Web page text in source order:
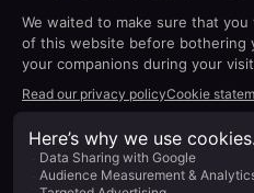
Tutti vincono!
Pubblica Articoli
Scrivi articoli informativi
dolenti e gli interessi dei
intuizioni attuabili e